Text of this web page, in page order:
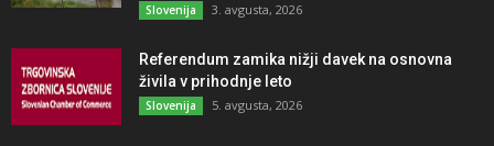
Slovenija 3. avgusta, 2026
Referendum zamika nižji davek na osnovna
živila v prihodnje leto
Slovenija 5. avgusta, 2026